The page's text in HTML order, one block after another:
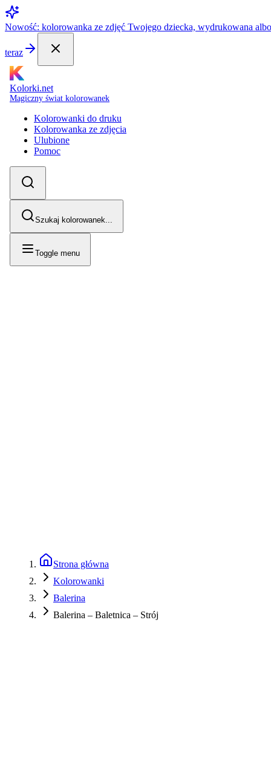
Nowość: kolorowanka ze zdjęć Twojego dziecka, wydrukowana
teraz
Kolorki.net
Magiczny świat kolorowanek
Kolorowanki do druku
Kolorowanka ze zdjęcia
Ulubione
Pomoc
Szukaj kolorowanek...
Toggle menu
Strona główna
Kolorowanki
Balerina
Balerina – Baletnica – Strój